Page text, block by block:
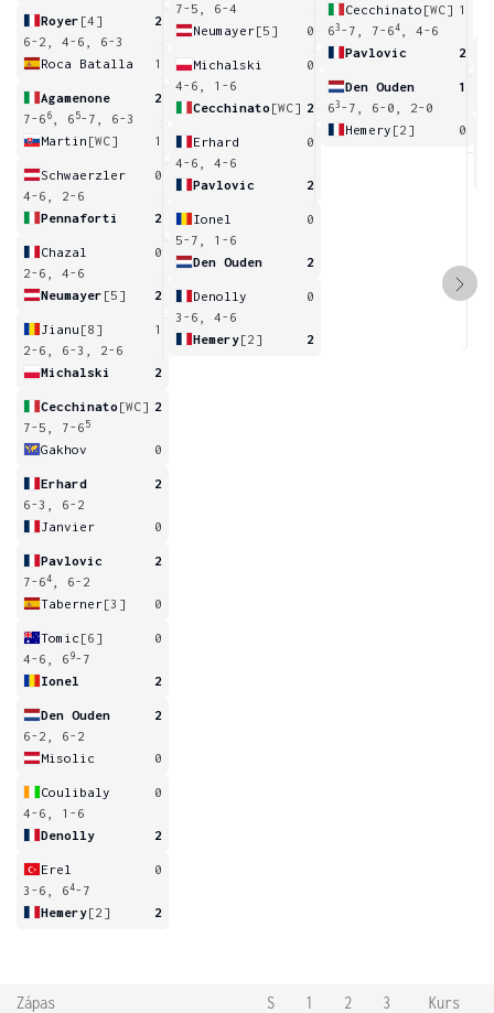
Royer [4]
2
6-2, 4-6, 6-3
Roca Batalla
1
Agamenone
2
7-6 6 , 6 5-7, 6-3
Martin [WC] 1
Schwaerzler
0
4-6, 2-6
Pennaforti
2
Chazal
0
2-6, 4-6
Neumayer [5] 2
Jianu [8]
1
2-6, 6-3, 2-6
Michalski
2
Cecchinato [WC] 2
7-5, 7-6 5
Gakhov 0
Erhard
2
6-3, 6-2
Janvier
0
Pavlovic
2
7-64
, 6-2
Taberner[3] 0
Tomic [6]
0
4-6, 6 9-7
Ionel
2
Den Ouden
2
6-2, 6-2
Misolic
0
Coulibaly
0
4-6, 1-6
Denolly
2
Erel
0
3-6, 64-7
Hemery[2] 2
7-5, 6-4
Neumayer[5] 0
Michalski
0
4-6, 1-6
Cecchinato [WC] 2
Erhard
0
4-6, 4-6
Pavlovic
2
Ionel
0
5-7, 1-6
Den Ouden
2
Denolly
0
3-6, 4-6
Hemery[2] 2
Cecchinato [WC] 1
63 -7, 7-64
, 4-6
Pavlovic
2
Den Ouden
1
63 -7, 6-0, 2-0
Hemery [2] 0
Zápas S 1 2 3
Kurs